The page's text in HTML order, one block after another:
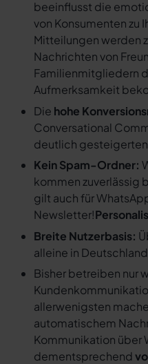
beeinflusst die
von Konsumenten zu
Mitteilungen werden
Nachrichten von
Familienmitgliedern
Aufmerksamkeit
Die hohe
Conversational
deutlich
Kein Spam-Ordner:
kommen zuverlässig
gilt auch für
Newsletter!
Breite Nutzerbasis:
alleine in
Bisher betreiben nur
allerwenigsten
automatischem
Kommunikation über
dementsprechend